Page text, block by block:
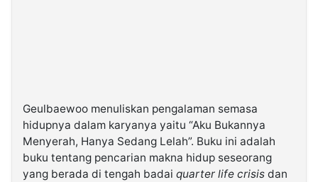
Geulbaewoo menuliskan pengalaman semasa
hidupnya dalam karyanya yaitu “Aku Bukannya
Menyerah, Hanya Sedang Lelah”. Buku ini adalah
buku tentang pencarian makna hidup seseorang
yang berada di tengah badai quarter life crisis dan